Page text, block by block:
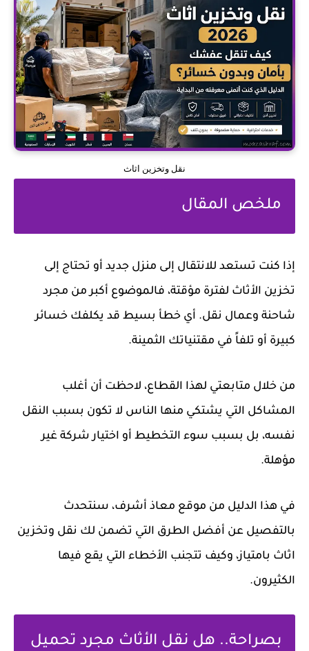
نقل وتخزين اثاث
ملخص المقال
إذا كنت تستعد للانتقال إلى منزل جديد أو تحتاج إلى
تخزين الأثاث لفترة مؤقتة، فالموضوع أكبر من مجرد
شاحنة وعمال نقل. أي خطأ بسيط قد يكلفك خسائر
كبيرة أو تلفاً في مقتنياتك الثمينة.
من خلال متابعتي لهذا القطاع، لاحظت أن أغلب
المشاكل التي يشتكي منها الناس لا تكون بسبب النقل
نفسه، بل بسبب سوء التخطيط أو اختيار شركة غير
مؤهلة.
في هذا الدليل من موقع معاذ أشرف، سنتحدث
بالتفصيل عن أفضل الطرق التي تضمن لك نقل وتخزين
اثاث بامتياز، وكيف تتجنب الأخطاء التي يقع فيها
الكثيرون.
بصراحة.. هل نقل الأثاث مجرد تحميل